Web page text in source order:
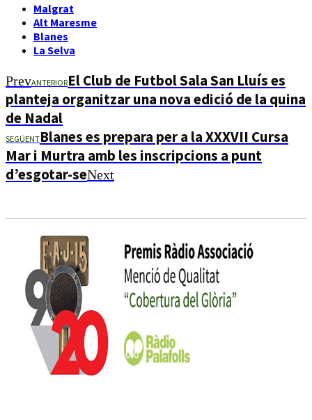
Malgrat
Alt Maresme
Blanes
La Selva
PrevANTERIOREl Club de Futbol Sala San Lluís es
planteja organitzar una nova edició de la quina
de Nadal
SEGÜENTBlanes es prepara per a la XXXVII Cursa
Mar i Murtra amb les inscripcions a punt
d’esgotar-seNext